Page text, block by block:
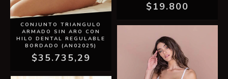
CONJUNTO TRIANGULO
ARMADO SIN ARO CON
HILO DENTAL REGULABLE
BORDADO (AN02025)
$35.735,29
$19.800